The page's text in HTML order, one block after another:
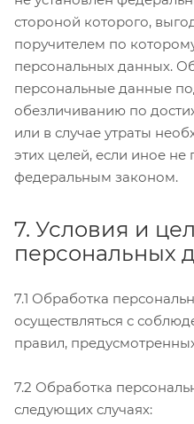
стороной которого,
поручителем по
персональных данных.
персональные данные
обезличиванию по
или в случае утраты
этих целей, если иное не
федеральным законом.
7. Условия и
персональных
7.1 Обработка
осуществляться с
правил,
7.2 Обработка
следующих случаях: